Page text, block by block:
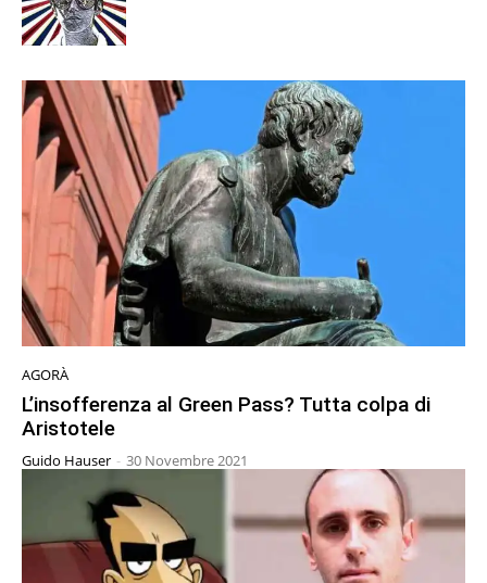
AGORÀ
L’insofferenza al Green Pass? Tutta colpa di
Aristotele
Guido Hauser - 30 Novembre 2021